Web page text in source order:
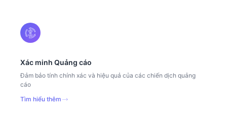
Xác minh Quảng cáo
Đảm bảo tính chính xác và hiệu quả của các chiến dịch quảng
cáo
Tìm hiểu thêm